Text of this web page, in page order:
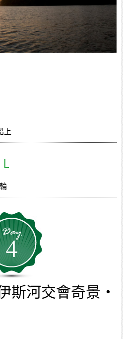
上
4
斯河交會奇景・